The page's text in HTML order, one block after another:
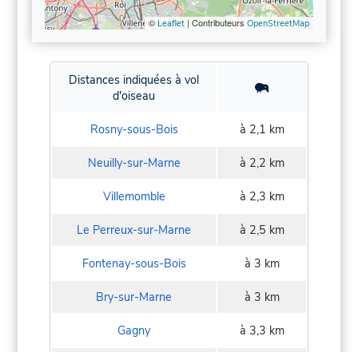
©Leaflet| Contributeurs OpenStreetMap
Distances indiquées à vol
d'oiseau
Rosny-sous-Bois à 2,1 km
Neuilly-sur-Marne à 2,2 km
Villemomble à 2,3 km
Le Perreux-sur-Marne à 2,5 km
Fontenay-sous-Bois à 3 km
Bry-sur-Marne à 3 km
Gagny à 3,3 km